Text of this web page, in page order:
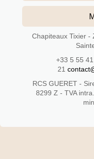
Chapiteaux Tixier -
+33 5 55
21
RCS GUERET -
8299 Z - TVA